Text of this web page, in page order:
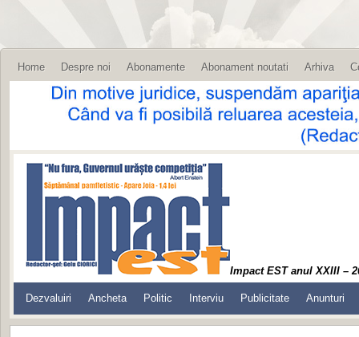
Home Despre noi Abonamente Abonament noutati Arhiva
Impact EST anul XXIII –
Dezvaluiri Ancheta Politic Interviu Publicitate Anunturi